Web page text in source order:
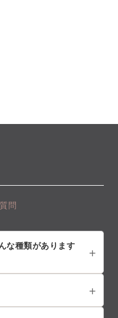
問
な種類があります